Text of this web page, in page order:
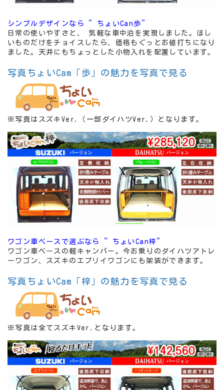
シンプルデザインなら ”ちょいCan歩”
日常の使いやすさと、 気軽な車中泊を実現しました。ほし
いものだけをチョイスしたら、価格もぐっとお値打ちになり
ました。天井にもちょっとした小物入れを配置しています。
写真ちょいCam「歩」の魅力を写真で見る
※写真はスズキVer.（一部ダイハツVer.）となります。
ワゴン車ベースで選ぶなら ”ちょいCan梓”
ワゴン車ベースの軽キャンパー。今お乗りのダイハツアトレ
ーワゴン、スズキのエブリイワゴンにも架装ができます。
写真ちょいCam「梓」の魅力を写真で見る
※写真は全てスズキVer.となります。